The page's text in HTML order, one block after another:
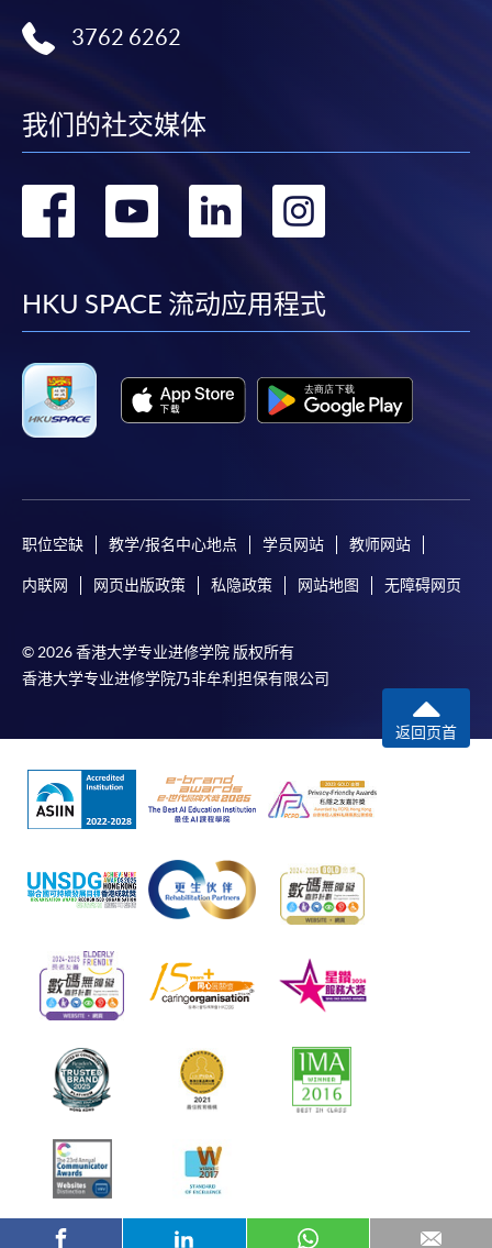
3762 6262
我们的社交媒体
转
facebook
转
youtube
转
linkedin
转
HKU SPACE 流动应用程式
职位空缺 教学/报名中心地点 学员网站 教师网站
内联网 网页出版政策 私隐政策 网站地图 无障碍网页
© 2026 香港大学专业进修学院 版权所有
香港大学专业进修学院乃非牟利担保有限公司
返回页首